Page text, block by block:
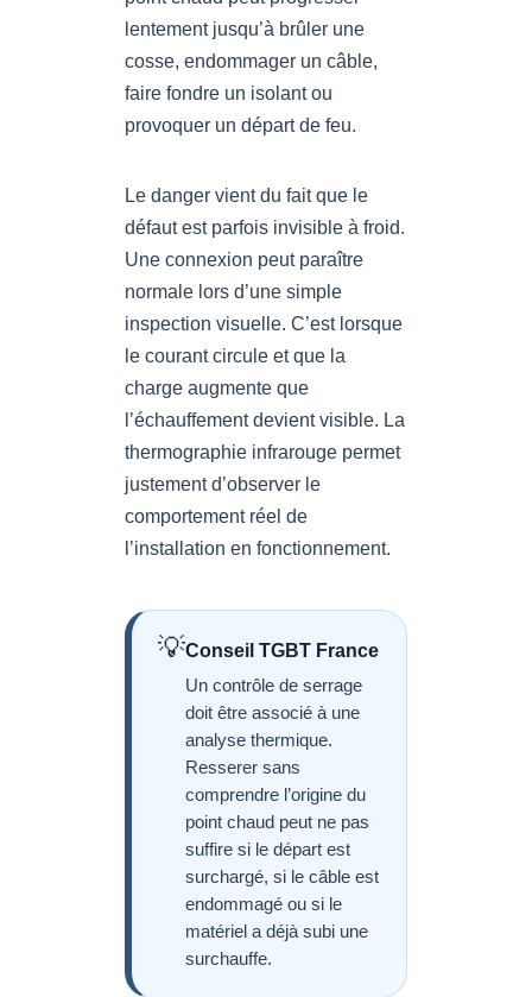
lentement jusqu’à brûler une
cosse, endommager un câble,
faire fondre un isolant ou
provoquer un départ de feu.
Le danger vient du fait que le
défaut est parfois invisible à froid.
Une connexion peut paraître
normale lors d’une simple
inspection visuelle. C’est lorsque
le courant circule et que la
charge augmente que
l’échauffement devient visible. La
thermographie infrarouge permet
justement d’observer le
comportement réel de
l’installation en fonctionnement.
💡Conseil TGBT France
Un contrôle de serrage
doit être associé à une
analyse thermique.
Resserer sans
comprendre l’origine du
point chaud peut ne pas
suffire si le départ est
surchargé, si le câble est
endommagé ou si le
matériel a déjà subi une
surchauffe.